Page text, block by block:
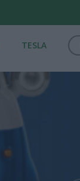
TESLA